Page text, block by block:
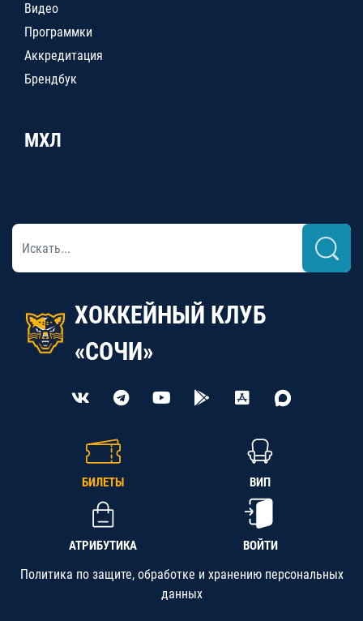
Видео
Программки
Аккредитация
Брендбук
МХЛ
ХОККЕЙНЫЙ КЛУБ
«СОЧИ»
БИЛЕТЫ ВИП
АТРИБУТИКА ВОЙТИ
Политика по защите, обработке и хранению персональных
данных